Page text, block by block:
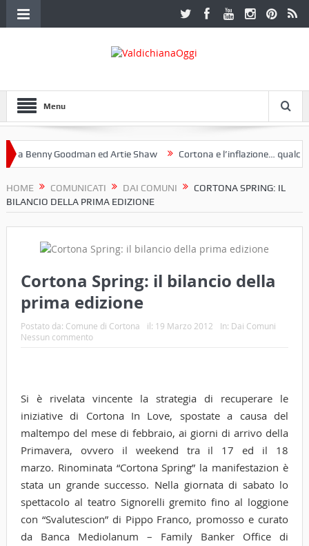
Menu
Benny Goodman ed Artie Shaw Cortona e l’inflazione… qualche
HOME COMUNICATI DAI COMUNI
CORTONA SPRING: IL
BILANCIO DELLA PRIMA EDIZIONE
Cortona Spring: il bilancio della
prima edizione
Postato da: Comune di Cortona il: 19 Marzo 2012 In: Dai Comuni
Nessun commento
Si è rivelata vincente la strategia di recuperare le
iniziative di Cortona In Love, spostate a causa del
maltempo del mese di febbraio, ai giorni di arrivo della
Primavera, ovvero il weekend tra il 17 ed il 18
marzo. Rinominata “Cortona Spring” la manifestazion è
stata un grande successo. Nella giornata di sabato lo
spettacolo al teatro Signorelli gremito fino al loggione
con “Svalutescion” di Pippo Franco, promosso e curato
da Banca Mediolanum – Family Banker Office di